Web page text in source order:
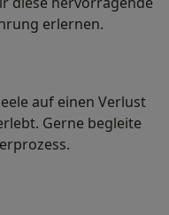
erlernen.
auf einen Verlust
Gerne begleite